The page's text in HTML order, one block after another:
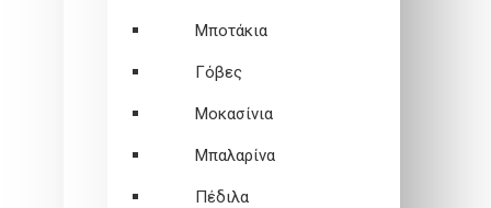
Μποτάκια
Γόβες
Μοκασίνια
Μπαλαρίνα
Πέδιλα